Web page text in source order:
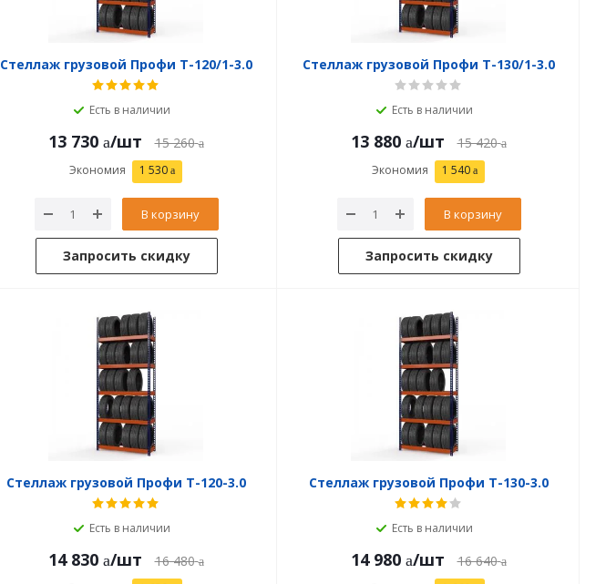
Стеллаж грузовой Профи Т-120/1-3.0
Есть в наличии
13 730 /шт 15 260
Экономия 1 530
В корзину
Запросить скидку
Стеллаж грузовой Профи Т-130/1-3.0
Есть в наличии
13 880 /шт 15 420
Экономия 1 540
В корзину
Запросить скидку
Стеллаж грузовой Профи Т-120-3.0
Есть в наличии
14 830 /шт 16 480
Стеллаж грузовой Профи Т-130-3.0
Есть в наличии
14 980 /шт 16 640